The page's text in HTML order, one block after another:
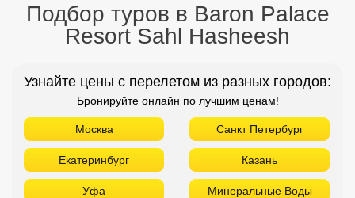
Подбор туров в Baron Palace
Resort Sahl Hasheesh
Узнайте цены с перелетом из разных городов:
Бронируйте онлайн по лучшим ценам!
Москва Санкт Петербург
Екатеринбург Казань
Уфа Минеральные Воды